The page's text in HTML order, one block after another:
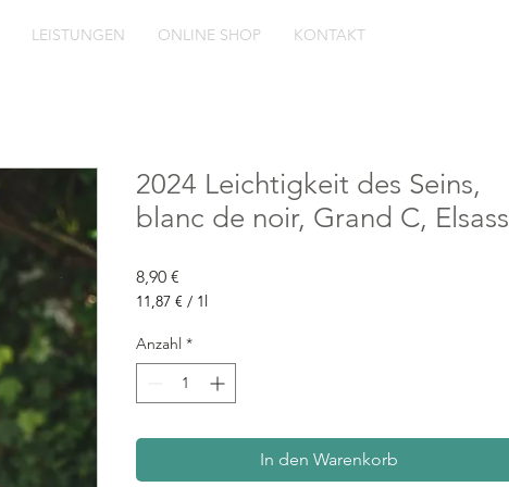
LEISTUNGEN ONLINE SHOP KONTAKT
2024 Leichtigkeit des Seins,
blanc de noir, Grand C, Elsass
8,90 €Preis
11,87 € / 1l
pro
1
Anzahl *
In den Warenkorb